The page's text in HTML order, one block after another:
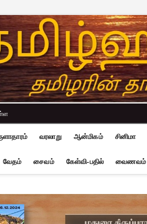
வரலாறு ஆன்மிகம் சினிமா
வேதம் சைவம் கேள்வி-பதில் வைணவம்